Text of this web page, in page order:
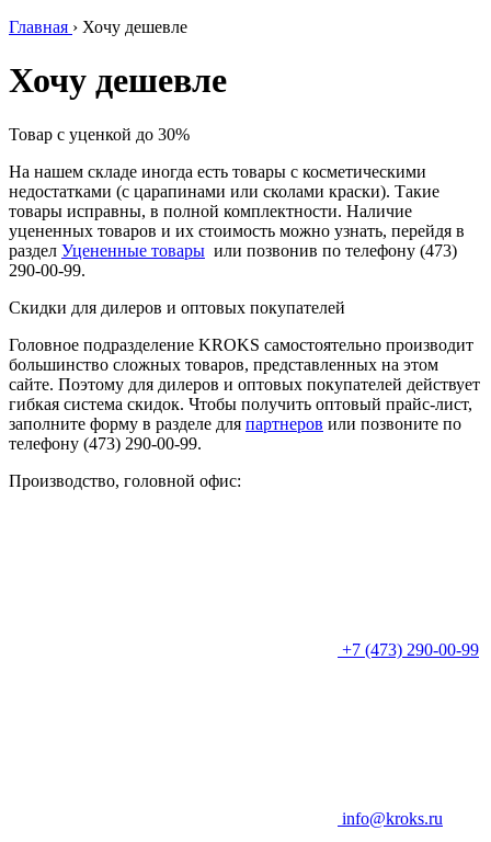
Главная › Хочу дешевле
Хочу дешевле
Товар с уценкой до 30%
На нашем складе иногда есть товары с косметическими
недостатками (с царапинами или сколами краски). Такие
товары исправны, в полной комплектности. Наличие
уцененных товаров и их стоимость можно узнать, перейдя в
раздел Уцененные товары или позвонив по телефону (473)
290-00-99.
Скидки для дилеров и оптовых покупателей
Головное подразделение KROKS самостоятельно производит
большинство сложных товаров, представленных на этом
сайте. Поэтому для дилеров и оптовых покупателей действует
гибкая система скидок. Чтобы получить оптовый прайс-лист,
заполните форму в разделе для партнеров или позвоните по
телефону (473) 290-00-99.
Производство, головной офис:
+7 (473) 290-00-99
info@kroks.ru